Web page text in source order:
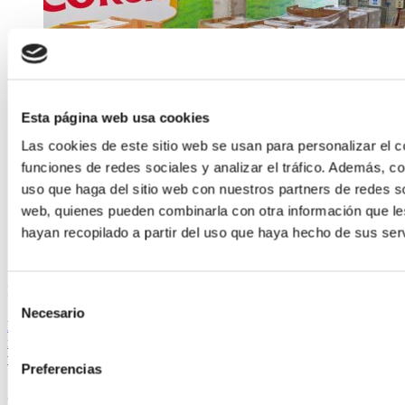
Esta página web usa cookies
Las cookies de este sitio web se usan para personalizar el
funciones de redes sociales y analizar el tráfico. Además,
uso que haga del sitio web con nuestros partners de redes
web, quienes pueden combinarla con otra información que
hayan recopilado a partir del uso que haya hecho de sus
Selección
consentimiento
Necesario
Preferencias
Noticias
El Grupo Coren aportó durante todo el año más de 400.000
raciones de alimentos destinados familias en situación de
vulnerabilidad